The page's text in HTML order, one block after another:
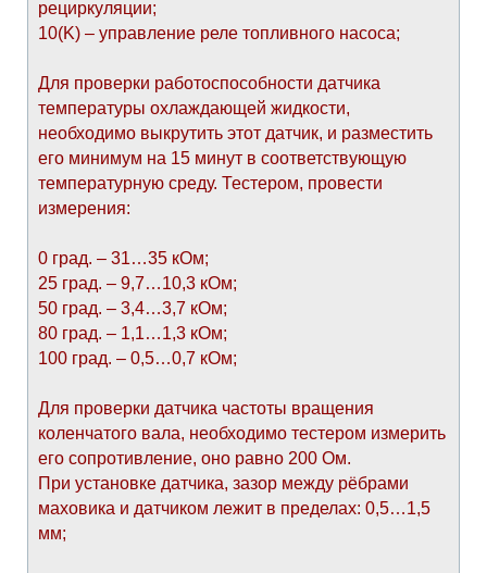
рециркуляции;
10(K) – управление реле топливного насоса;
Для проверки работоспособности датчика
температуры охлаждающей жидкости,
необходимо выкрутить этот датчик, и разместить
его минимум на 15 минут в соответствующую
температурную среду. Тестером, провести
измерения:
0 град. – 31…35 кОм;
25 град. – 9,7…10,3 кОм;
50 град. – 3,4…3,7 кОм;
80 град. – 1,1…1,3 кОм;
100 град. – 0,5…0,7 кОм;
Для проверки датчика частоты вращения
коленчатого вала, необходимо тестером измерить
его сопротивление, оно равно 200 Ом.
При установке датчика, зазор между рёбрами
маховика и датчиком лежит в пределах: 0,5…1,5
мм;